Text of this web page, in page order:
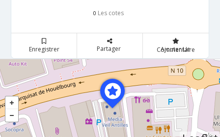
0 Les cotes
Enregistrer Partager Ajouter Un Commentaire